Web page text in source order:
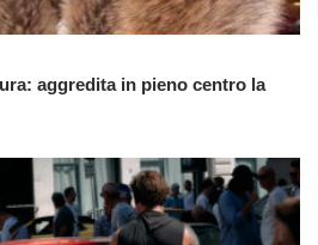
aggredita in pieno centro la